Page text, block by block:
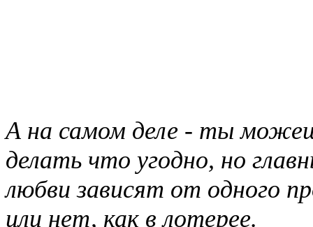
А на самом деле - ты
делать что угодно, но
любви зависят от одного
или нет, как в лотерее.